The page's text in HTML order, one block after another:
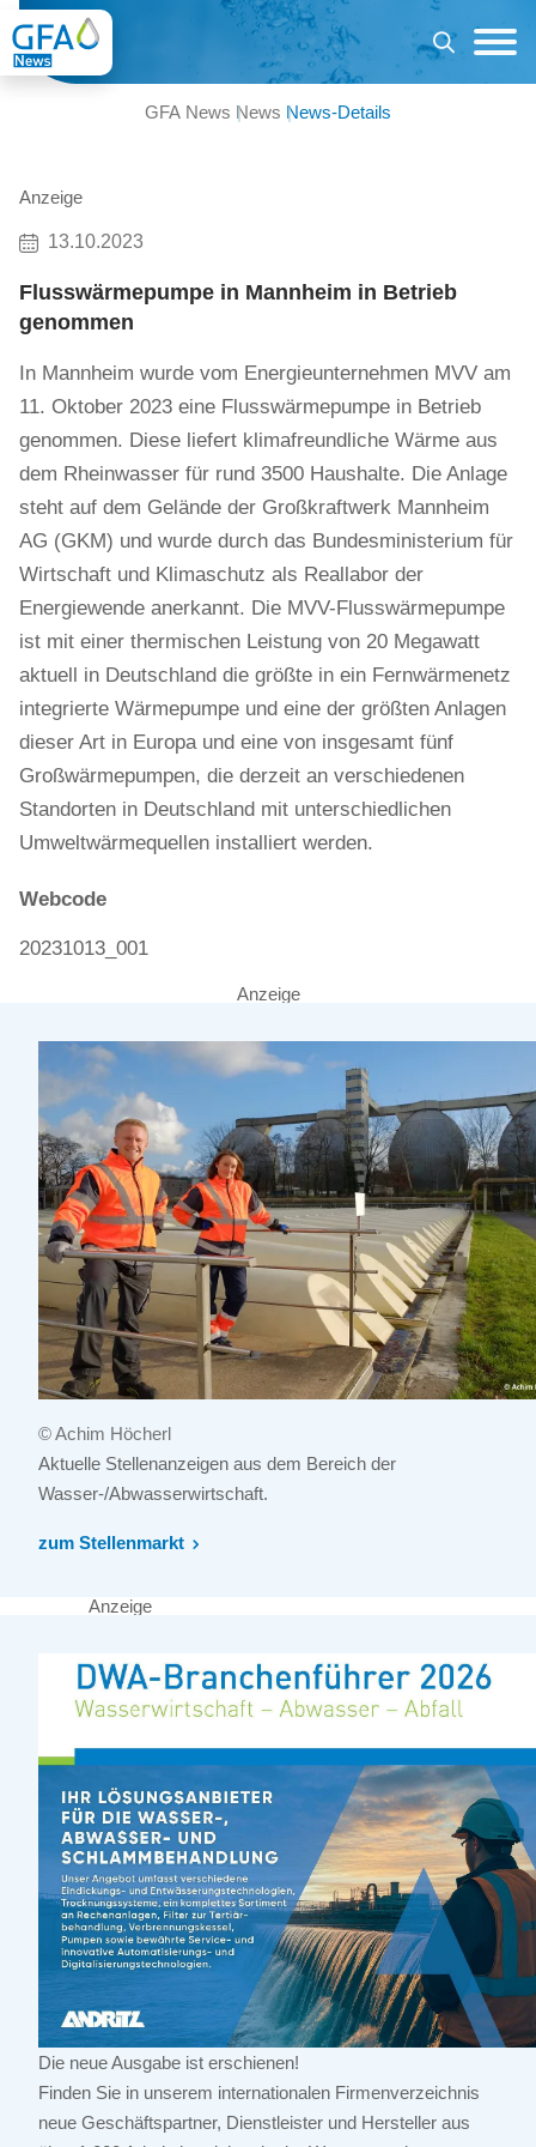
GFA News News News-Details
Anzeige
13.10.2023
Flusswärmepumpe in Mannheim in Betrieb
genommen
In Mannheim wurde vom Energieunternehmen MVV am
11. Oktober 2023 eine Flusswärmepumpe in Betrieb
genommen. Diese liefert klimafreundliche Wärme aus
dem Rheinwasser für rund 3500 Haushalte. Die Anlage
steht auf dem Gelände der Großkraftwerk Mannheim
AG (GKM) und wurde durch das Bundesministerium für
Wirtschaft und Klimaschutz als Reallabor der
Energiewende anerkannt. Die MVV-Flusswärmepumpe
ist mit einer thermischen Leistung von 20 Megawatt
aktuell in Deutschland die größte in ein Fernwärmenetz
integrierte Wärmepumpe und eine der größten Anlagen
dieser Art in Europa und eine von insgesamt fünf
Großwärmepumpen, die derzeit an verschiedenen
Standorten in Deutschland mit unterschiedlichen
Umweltwärmequellen installiert werden.
Webcode
20231013_001
Anzeige
© Achim Höcherl
Aktuelle Stellenanzeigen aus dem Bereich der
Wasser-/Abwasserwirtschaft.
zum Stellenmarkt
Anzeige
Die neue Ausgabe ist erschienen!
Finden Sie in unserem internationalen Firmenverzeichnis
neue Geschäftspartner, Dienstleister und Hersteller aus